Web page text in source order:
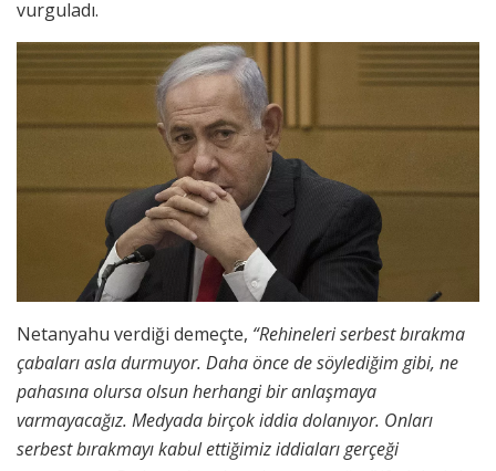
vurguladı.
Netanyahu verdiği demeçte, “Rehineleri serbest bırakma
çabaları asla durmuyor. Daha önce de söylediğim gibi, ne
pahasına olursa olsun herhangi bir anlaşmaya
varmayacağız. Medyada birçok iddia dolanıyor. Onları
serbest bırakmayı kabul ettiğimiz iddiaları gerçeği